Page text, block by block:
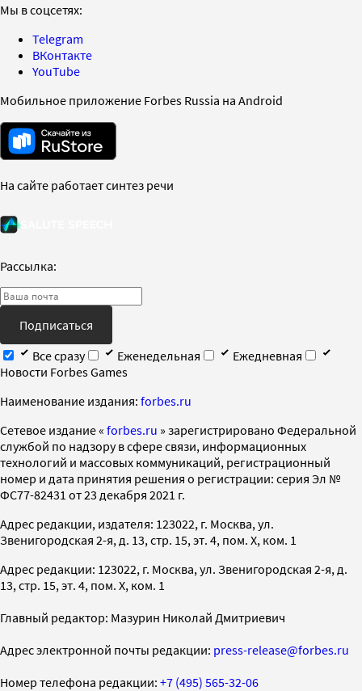
Мы в соцсетях:
Telegram
ВКонтакте
YouTube
Мобильное приложение Forbes Russia на Android
На сайте работает синтез речи
Рассылка:
Подписаться
Все сразу
Еженедельная
Ежедневная
Новости Forbes Games
Наименование издания: forbes.ru
Cетевое издание « forbes.ru » зарегистрировано Федеральной
службой по надзору в сфере связи, информационных
технологий и массовых коммуникаций, регистрационный
номер и дата принятия решения о регистрации: серия Эл №
ФС77-82431 от 23 декабря 2021 г.
Адрес редакции, издателя: 123022, г. Москва, ул.
Звенигородская 2-я, д. 13, стр. 15, эт. 4, пом. X, ком. 1
Адрес редакции: 123022, г. Москва, ул. Звенигородская 2-я, д.
13, стр. 15, эт. 4, пом. X, ком. 1
Главный редактор: Мазурин Николай Дмитриевич
Адрес электронной почты редакции: press-release@forbes.ru
Номер телефона редакции: +7 (495) 565-32-06